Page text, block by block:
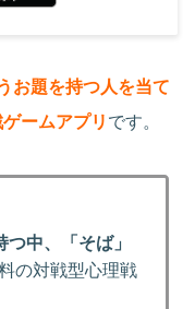
お題を持つ人を当て
ームアプリ です。
中、「そば」
の対戦型心理戦